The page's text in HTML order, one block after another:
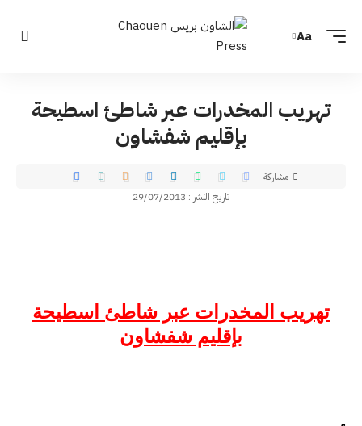
Aa
تهريب المخدرات عبر شاطئ اسطيحة
بإقليم شفشاون
تاريخ النشر : 29/07/2013
مشاركة
تهريب المخدرات عبر شاطئ اسطيحة
بإقليم شفشاون